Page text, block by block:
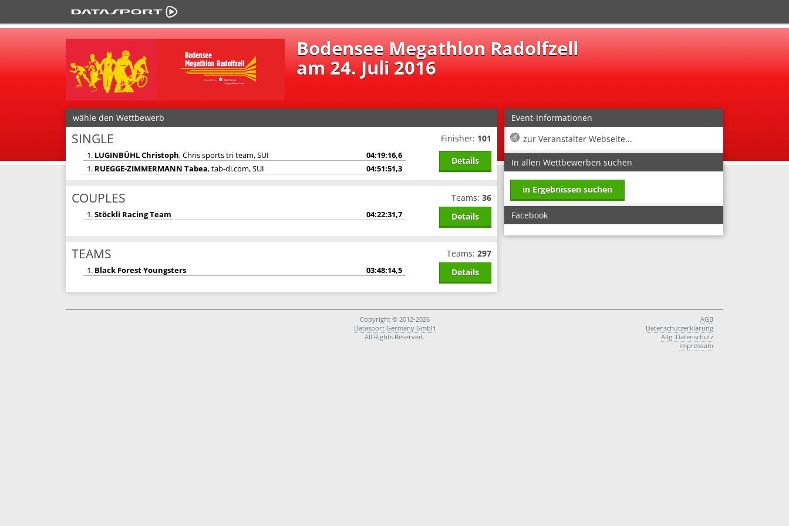
Bodensee Megathlon Radolfzell
am 24. Juli 2016
wähle den Wettbewerb
SINGLE
1. LUGINBÜHL Christoph, Chris sports tri team, SUI
04:19:16,6
1. RUEGGE-ZIMMERMANN Tabea, tab-di.com, SUI 04:51:51,3
Finisher: 101
Details
COUPLES
1.Stöckli Racing Team 04:22:31,7
Teams: 36
Details
TEAMS
1. Black Forest Youngsters 03:48:14,5
Teams: 297
Details
Event-Informationen
zur Veranstalter Webseite...
In allen Wettbewerben suchen
in Ergebnissen suchen
Facebook
Copyright © 2012-2026
Datasport Germany GmbH
All Rights Reserved.
AGB
Datenschutzerklärung
Allg. Datenschutz
Impressum